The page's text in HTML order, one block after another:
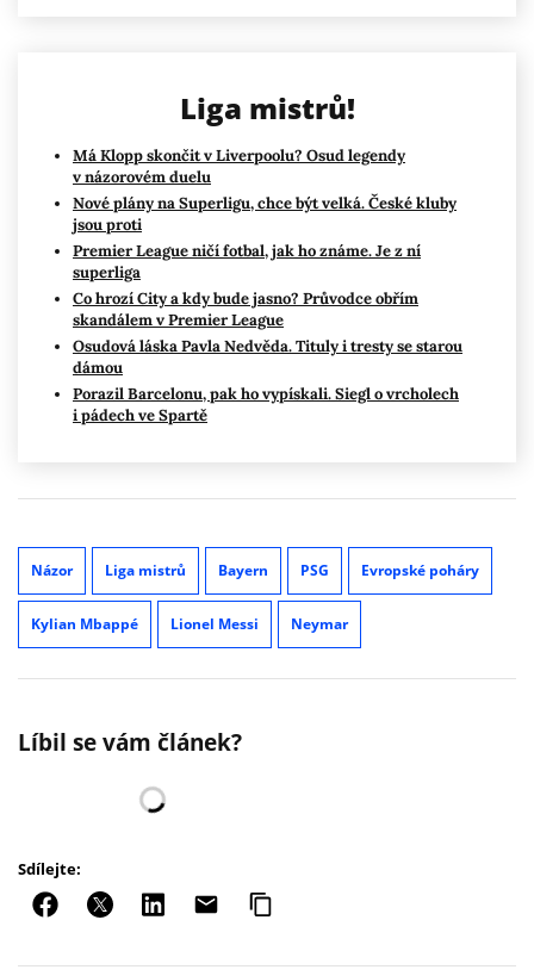
Liga mistrů!
Má Klopp skončit v Liverpoolu? Osud legendy
v názorovém duelu
Nové plány na Superligu, chce být velká. České kluby
jsou proti
Premier League ničí fotbal, jak ho známe. Je z ní
superliga
Co hrozí City a kdy bude jasno? Průvodce obřím
skandálem v Premier League
Osudová láska Pavla Nedvěda. Tituly i tresty se starou
dámou
Porazil Barcelonu, pak ho vypískali. Siegl o vrcholech
i pádech ve Spartě
Názor Liga mistrů Bayern PSG Evropské poháry
Kylian Mbappé Lionel Messi Neymar
Líbil se vám článek?
Sdílejte: